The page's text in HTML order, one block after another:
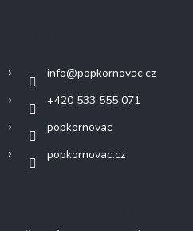
info@popkornovac.cz
+420 533 555 071
popkornovac
popkornovac.cz